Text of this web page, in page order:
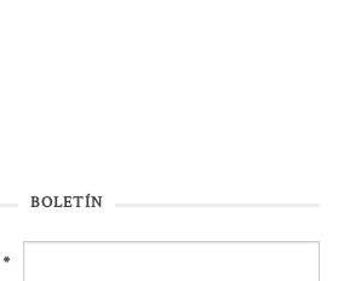
BOLETÍN
*